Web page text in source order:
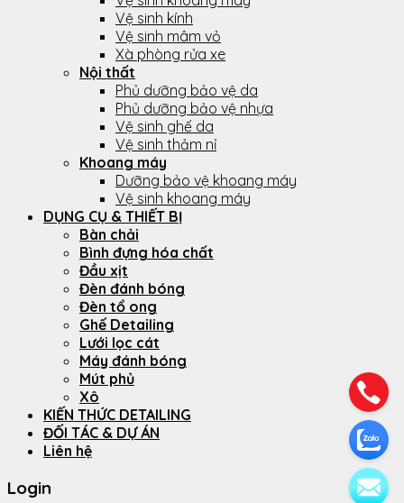
Vệ sinh kính
Vệ sinh mâm vỏ
Xà phòng rửa xe
Nội thất
Phủ dưỡng bảo vệ da
Phủ dưỡng bảo vệ nhựa
Vệ sinh ghế da
Vệ sinh thảm nỉ
Khoang máy
Dưỡng bảo vệ khoang máy
Vệ sinh khoang máy
DỤNG CỤ & THIẾT BỊ
Bàn chải
Bình đựng hóa chất
Đầu xịt
Đèn đánh bóng
Đèn tổ ong
Ghế Detailing
Lưới lọc cát
Máy đánh bóng
Mút phủ
Xô
KIẾN THỨC DETAILING
ĐỐI TÁC & DỰ ÁN
Liên hệ
Login